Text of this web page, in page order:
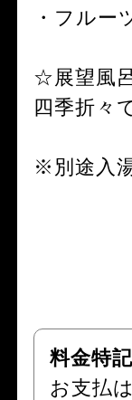
・フルー
☆展望風
四季折々
※別途入
料金特
お支払